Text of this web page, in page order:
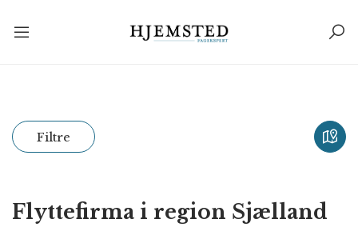
Filtre
Flyttefirma i region Sjælland